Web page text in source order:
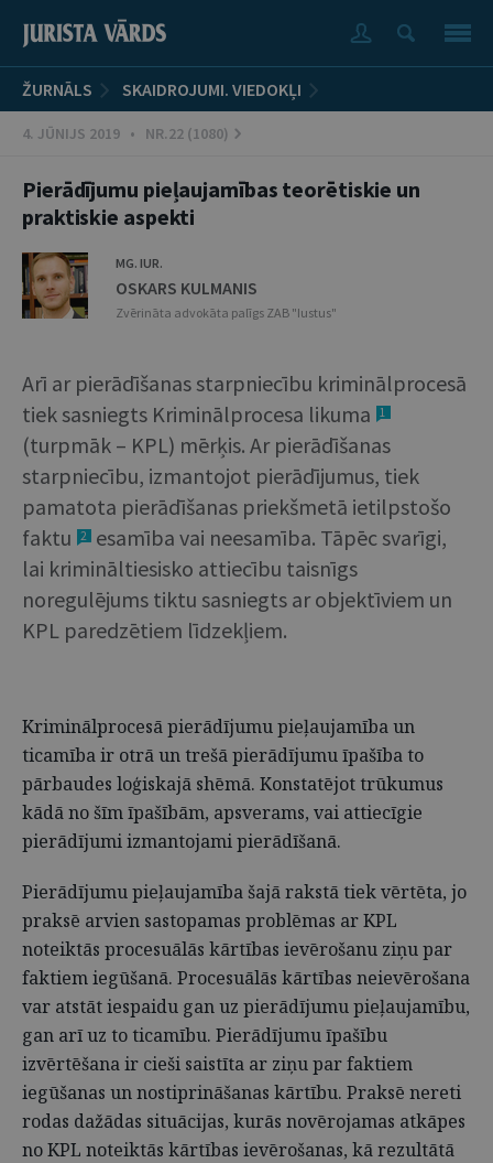
ŽURNĀLS SKAIDROJUMI. VIEDOKĻI
4. JŪNIJS 2019 • NR.22 (1080)
Pierādījumu pieļaujamības teorētiskie un
praktiskie aspekti
MG. IUR.
OSKARS KULMANIS
Zvērināta advokāta palīgs ZAB "Iustus"
Arī ar pierādīšanas starpniecību kriminālprocesā
tiek sasniegts Kriminālprocesa likuma
1
(turpmāk – KPL) mērķis. Ar pierādīšanas
starpniecību, izmantojot pierādījumus, tiek
pamatota pierādīšanas priekšmetā ietilpstošo
faktu
2
esamība vai neesamība. Tāpēc svarīgi,
lai krimināltiesisko attiecību taisnīgs
noregulējums tiktu sasniegts ar objektīviem un
KPL paredzētiem līdzekļiem.
Kriminālprocesā pierādījumu pieļaujamība un
ticamība ir otrā un trešā pierādījumu īpašība to
pārbaudes loģiskajā shēmā. Konstatējot trūkumus
kādā no šīm īpašībām, apsverams, vai attiecīgie
pierādījumi izmantojami pierādīšanā.
Pierādījumu pieļaujamība šajā rakstā tiek vērtēta, jo
praksē arvien sastopamas problēmas ar KPL
noteiktās procesuālās kārtības ievērošanu ziņu par
faktiem iegūšanā. Procesuālās kārtības neievērošana
var atstāt iespaidu gan uz pierādījumu pieļaujamību,
gan arī uz to ticamību. Pierādījumu īpašību
izvērtēšana ir cieši saistīta ar ziņu par faktiem
iegūšanas un nostiprināšanas kārtību. Praksē nereti
rodas dažādas situācijas, kurās novērojamas atkāpes
no KPL noteiktās kārtības ievērošanas, kā rezultātā